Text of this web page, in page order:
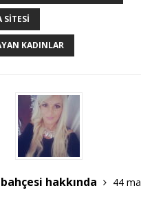
SITESI
KADINLAR
hakkında
44